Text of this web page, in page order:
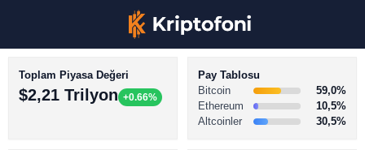
Toplam Piyasa Değeri
$2,21 Trilyon +0.66%
Pay Tablosu
Bitcoin
59,0%
Ethereum
10,5%
Altcoinler
30,5%